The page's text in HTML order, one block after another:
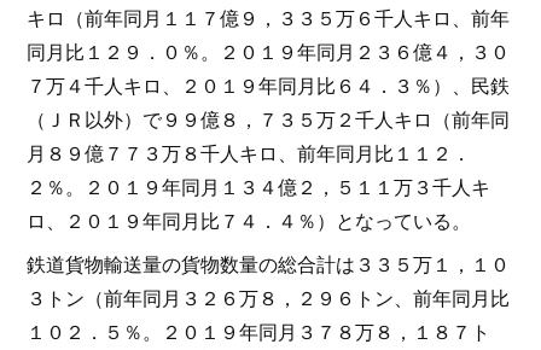
キロ（前年同月１１７億９，３３５万６千人キロ、前年
同月比１２９．０％。２０１９年同月２３６億４，３０
７万４千人キロ、２０１９年同月比６４．３％）、民鉄
（ＪＲ以外）で９９億８，７３５万２千人キロ（前年同
月８９億７７３万８千人キロ、前年同月比１１２．
２％。２０１９年同月１３４億２，５１１万３千人キ
ロ、２０１９年同月比７４．４％）となっている。
鉄道貨物輸送量の貨物数量の総合計は３３５万１，１０
３トン（前年同月３２６万８，２９６トン、前年同月比
１０２．５％。２０１９年同月３７８万８，１８７ト